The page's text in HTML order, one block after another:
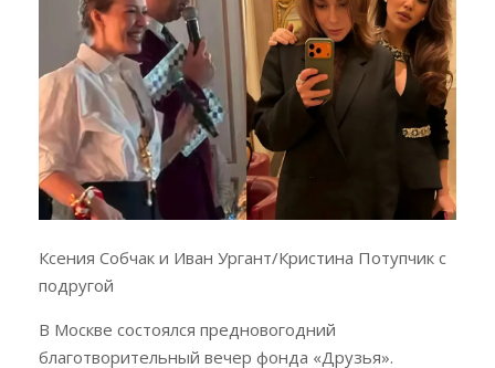
Ксения Собчак и Иван Ургант/Кристина Потупчик с
подругой
В Москве состоялся предновогодний
благотворительный вечер фонда «Друзья».